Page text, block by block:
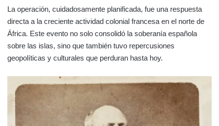
La operación, cuidadosamente planificada, fue una respuesta
directa a la creciente actividad colonial francesa en el norte de
África. Este evento no solo consolidó la soberanía española
sobre las islas, sino que también tuvo repercusiones
geopolíticas y culturales que perduran hasta hoy.